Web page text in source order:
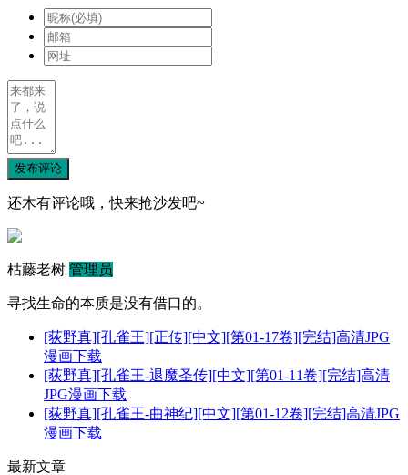
发布评论
还木有评论哦，快来抢沙发吧~
枯藤老树 管理员
寻找生命的本质是没有借口的。
[荻野真][孔雀王][正传][中文][第01-17卷][完结]高清JPG
漫画下载
[荻野真][孔雀王-退魔圣传][中文][第01-11卷][完结]高清
JPG漫画下载
[荻野真][孔雀王-曲神纪][中文][第01-12卷][完结]高清JPG
漫画下载
最新文章